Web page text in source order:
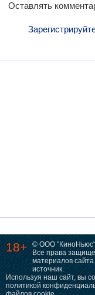
Оставлять
18+ © ООО "КиноНьюс"
Все права
материалов
источник.
Используя наш сайт, вы
политикой